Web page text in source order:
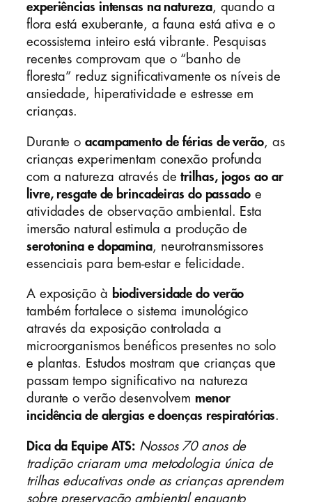
experiências intensas na natureza, quando a
flora está exuberante, a fauna está ativa e o
ecossistema inteiro está vibrante. Pesquisas
recentes comprovam que o “banho de
floresta” reduz significativamente os níveis de
ansiedade, hiperatividade e estresse em
crianças.
Durante o acampamento de férias de verão , as
crianças experimentam conexão profunda
com a natureza através detrilhas, jogos ao ar
livre, resgate de brincadeiras do passadoe
atividades de observação ambiental. Esta
imersão natural estimula a produção de
serotonina e dopamina, neurotransmissores
essenciais para bem-estar e felicidade.
A exposição à biodiversidade do verão
também fortalece o sistema imunológico
através da exposição controlada a
microorganismos benéficos presentes no solo
e plantas. Estudos mostram que crianças que
passam tempo significativo na natureza
durante o verão desenvolvem menor
incidência de alergias e doenças respiratórias.
Dica da Equipe ATS: Nossos 70 anos de
tradição criaram uma metodologia única de
trilhas educativas onde as crianças aprendem
sobre preservação ambiental enquanto